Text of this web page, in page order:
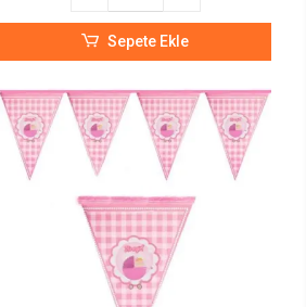
Sepete Ekle